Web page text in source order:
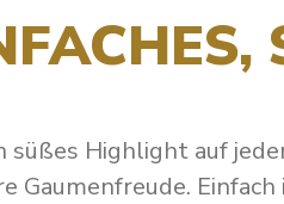
süßes Highlight auf
Gaumenfreude.